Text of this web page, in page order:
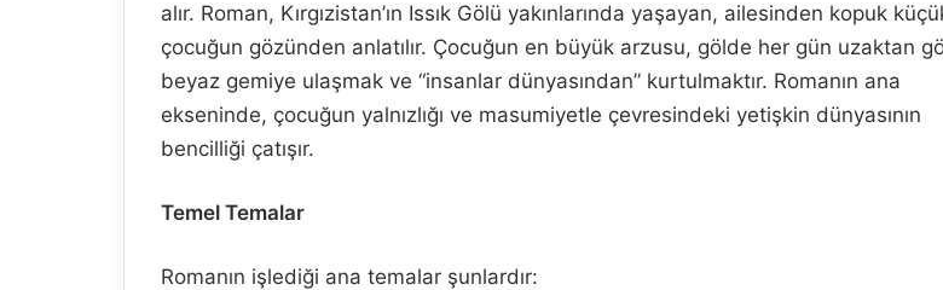
alır. Roman, Kırgızistan’ın Issık Gölü yakınlarında yaşayan, ailesinden kopuk
çocuğun gözünden anlatılır. Çocuğun en büyük arzusu, gölde her gün uzaktan
beyaz gemiye ulaşmak ve “insanlar dünyasından” kurtulmaktır. Romanın ana
ekseninde, çocuğun yalnızlığı ve masumiyetle çevresindeki yetişkin dünyasının
bencilliği çatışır.
Temel Temalar
Romanın işlediği ana temalar şunlardır: